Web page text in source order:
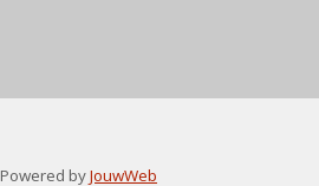
Powered byJouwWeb